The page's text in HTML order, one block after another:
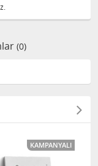
(0)
KAMPANYALI